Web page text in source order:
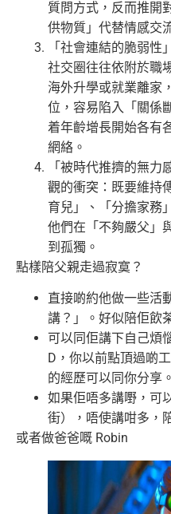
質問方式，反而推開
供物質」代替情感交
「社會連結的脆弱
社交圈往往依附於職
海外升學或就業離家
位，容易陷入「關係
着年齡增長開始各有
網絡。
「被時代推擠的無
觀的衝突：既要維持
育兒」、「分擔家務
他們在「不夠嚴父」
到孤獨。
點樣陪父親走過寂寞？
直接啲約他做一些活
講？」。好似陪佢飲
可以同佢講下自己煩
D，你以前點頂過啲
的經歷可以同你分享。
如果佢唔多講嘢，可
街），唔使講咁多，
或者做爸爸嘅 Robin